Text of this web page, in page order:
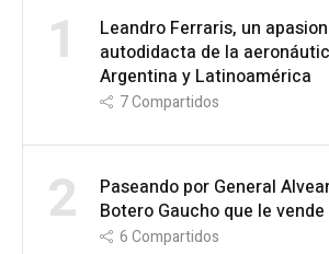
1
Leandro Ferraris, un
autodidacta de la
Argentina y Latinoamérica
7Compartidos
2
Paseando por General
Botero Gaucho que le
6Compartidos